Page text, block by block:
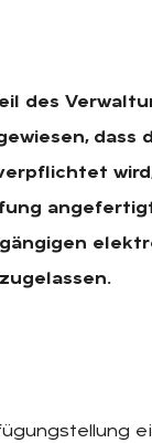
des